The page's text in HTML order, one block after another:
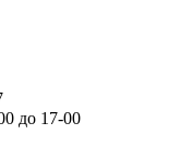
до 17-00